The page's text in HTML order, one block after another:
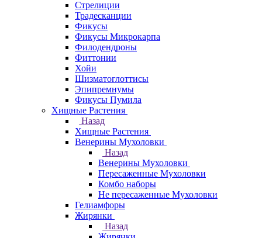
Стрелиции
Традесканции
Фикусы
Фикусы Микрокарпа
Филодендроны
Фиттонии
Хойи
Шизматоглоттисы
Эпипремнумы
Фикусы Пумила
Хищные Растения
Назад
Хищные Растения
Венерины Мухоловки
Назад
Венерины Мухоловки
Пересаженные Мухоловки
Комбо наборы
Не пересаженные Мухоловки
Гелиамфоры
Жирянки
Назад